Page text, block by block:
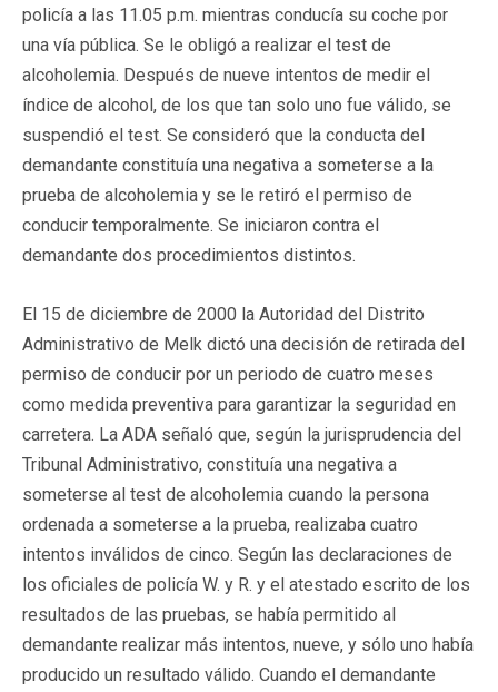
policía a las 11.05 p.m. mientras conducía su coche por
una vía pública. Se le obligó a realizar el test de
alcoholemia. Después de nueve intentos de medir el
índice de alcohol, de los que tan solo uno fue válido, se
suspendió el test. Se consideró que la conducta del
demandante constituía una negativa a someterse a la
prueba de alcoholemia y se le retiró el permiso de
conducir temporalmente. Se iniciaron contra el
demandante dos procedimientos distintos.
El 15 de diciembre de 2000 la Autoridad del Distrito
Administrativo de Melk dictó una decisión de retirada del
permiso de conducir por un periodo de cuatro meses
como medida preventiva para garantizar la seguridad en
carretera. La ADA señaló que, según la jurisprudencia del
Tribunal Administrativo, constituía una negativa a
someterse al test de alcoholemia cuando la persona
ordenada a someterse a la prueba, realizaba cuatro
intentos inválidos de cinco. Según las declaraciones de
los oficiales de policía W. y R. y el atestado escrito de los
resultados de las pruebas, se había permitido al
demandante realizar más intentos, nueve, y sólo uno había
producido un resultado válido. Cuando el demandante